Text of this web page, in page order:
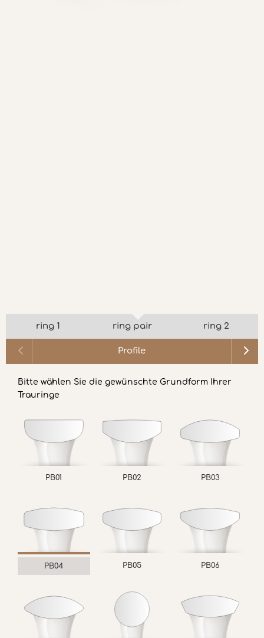
ring 1 ring pair ring 2
Profile
Bitte wählen Sie die gewünschte Grundform Ihrer
Trauringe
PB01 PB02 PB03
PB04 PB05 PB06